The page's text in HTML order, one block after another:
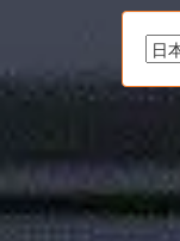
言
語
を